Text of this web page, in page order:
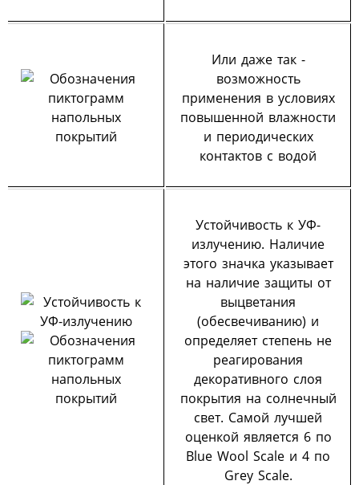
Или даже так -
возможность
применения в условиях
повышенной влажности
и периодических
контактов с водой
Устойчивость к УФ-
излучению. Наличие
этого значка указывает
на наличие защиты от
выцветания
(обесвечиванию) и
определяет степень не
реагирования
декоративного слоя
покрытия на солнечный
свет. Самой лучшей
оценкой является 6 по
Blue Wool Scale и 4 по
Grey Scale.